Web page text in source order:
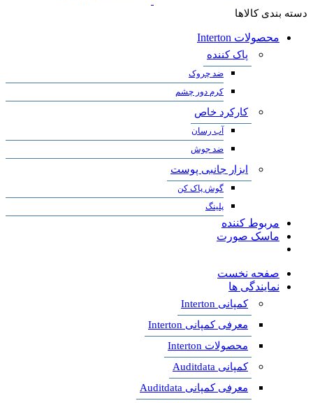
دسته بندی کالاها
محصولات Interton
پاک کننده
ضد چروک
کرم دور چشم
کارکرد خاص
آب رسان
ضد جوش
ابزار جانبی پوست
گوش پاک کن
پلینگ
مربوط کننده
ماسک صورت
صفحه نخست
نمایندگی ها
کمپانی Interton
معرفی کمپانی Interton
محصولات Interton
کمپانی Auditdata
معرفی کمپانی Auditdata